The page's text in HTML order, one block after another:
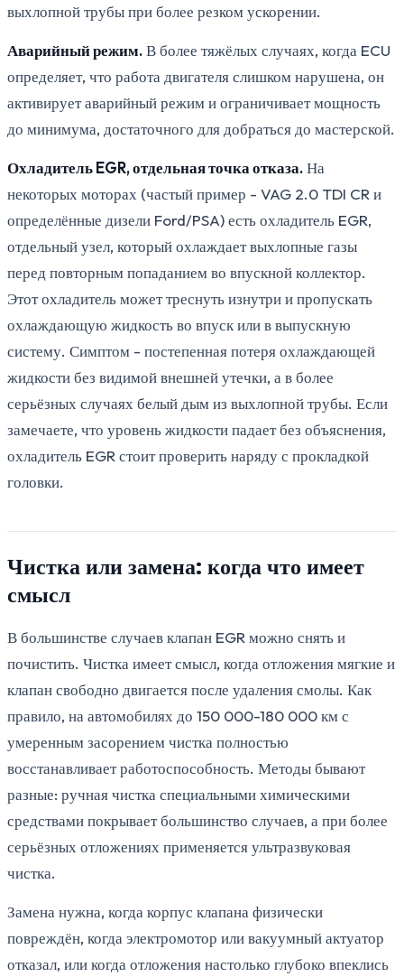
выхлопной трубы при более резком ускорении.
Аварийный режим.В более тяжёлых случаях, когда ECU
определяет, что работа двигателя слишком нарушена, он
активирует аварийный режим и ограничивает мощность
до минимума, достаточного для добраться до мастерской.
Охладитель EGR, отдельная точка отказа.На
некоторых моторах (частый пример - VAG 2.0 TDI CR и
определённые дизели Ford/PSA) есть охладитель EGR,
отдельный узел, который охлаждает выхлопные газы
перед повторным попаданием во впускной коллектор.
Этот охладитель может треснуть изнутри и пропускать
охлаждающую жидкость во впуск или в выпускную
систему. Симптом - постепенная потеря охлаждающей
жидкости без видимой внешней утечки, а в более
серьёзных случаях белый дым из выхлопной трубы. Если
замечаете, что уровень жидкости падает без объяснения,
охладитель EGR стоит проверить наряду с прокладкой
головки.
Чистка или замена: когда что имеет
смысл
В большинстве случаев клапан EGR можно снять и
почистить. Чистка имеет смысл, когда отложения мягкие и
клапан свободно двигается после удаления смолы. Как
правило, на автомобилях до 150 000-180 000 км с
умеренным засорением чистка полностью
восстанавливает работоспособность. Методы бывают
разные: ручная чистка специальными химическими
средствами покрывает большинство случаев, а при более
серьёзных отложениях применяется ультразвуковая
чистка.
Замена нужна, когда корпус клапана физически
повреждён, когда электромотор или вакуумный актуатор
отказал, или когда отложения настолько глубоко впеклись